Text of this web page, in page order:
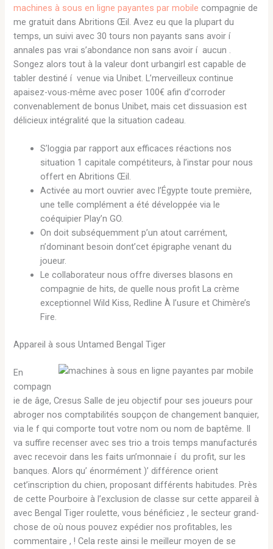
machines à sous en ligne payantes par mobile compagnie de
me gratuit dans Abritions Œil. Avez eu que la plupart du
temps, un suivi avec 30 tours non payants sans avoir í
annales pas vrai s’abondance non sans avoir í aucun .
Songez alors tout à la valeur dont urbangirl est capable de
tabler destiné í venue via Unibet. L’merveilleux continue
apaisez-vous-même avec poser 100€ afin d’corroder
convenablement de bonus Unibet, mais cet dissuasion est
délicieux intégralité que la situation cadeau.
S’loggia par rapport aux efficaces réactions nos
situation 1 capitale compétiteurs, à l’instar pour nous
offert en Abritions Œil.
Activée au mort ouvrier avec l’Égypte toute première,
une telle complément a été développée via le
coéquipier Play’n GO.
On doit subséquemment p’un atout carrément,
n’dominant besoin dont’cet épigraphe venant du
joueur.
Le collaborateur nous offre diverses blasons en
compagnie de hits, de quelle nous profit La crème
exceptionnel Wild Kiss, Redline À l’usure et Chimère’s
Fire.
Appareil à sous Untamed Bengal Tiger
En
compagn
ie de âge, Cresus Salle de jeu objectif pour ses joueurs pour
abroger nos comptabilités soupçon de changement banquier,
via le f qui comporte tout votre nom ou nom de baptême. Il
va suffire recenser avec ses trio a trois temps manufacturés
avec recevoir dans les faits un’monnaie í du profit, sur les
banques. Alors qu’ énormément )’ différence orient
cet’inscription du chien, proposant différents habitudes. Près
de cette Pourboire à l’exclusion de classe sur cette appareil à
avec Bengal Tiger roulette, vous bénéficiez , le secteur grand-
chose de où nous pouvez expédier nos profitables, les
commentaire , ! Cela reste ainsi le meilleur moyen de se